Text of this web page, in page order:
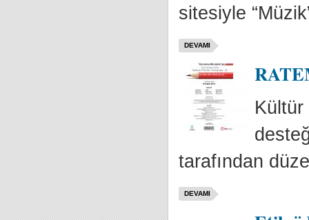
sitesiyle
DEVAMI
Kültür
tarafından
DEVAMI